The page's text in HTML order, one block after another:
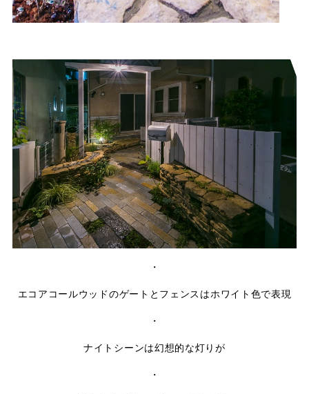
・
エコアコールウッドのゲートとフェンスはホワイト色で表現
・
ナイトシーンは幻想的な灯りが
・